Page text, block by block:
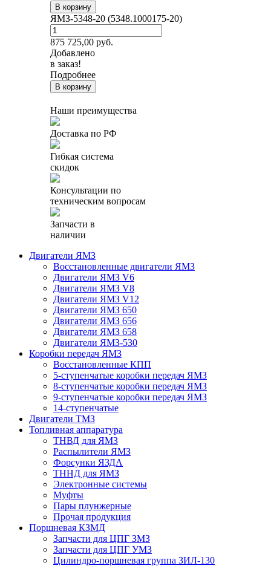
В корзину
ЯМЗ-5348-20 (5348.1000175-20)
875 725,00 руб.
Добавлено
в заказ!
Подробнее
В корзину
Наши преимущества
Доставка по РФ
Гибкая система
скидок
Консультации по
техническим вопросам
Запчасти в
наличии
Двигатели ЯМЗ
Восстановленные двигатели ЯМЗ
Двигатели ЯМЗ V6
Двигатели ЯМЗ V8
Двигатели ЯМЗ V12
Двигатели ЯМЗ 650
Двигатели ЯМЗ 656
Двигатели ЯМЗ 658
Двигатели ЯМЗ-530
Коробки передач ЯМЗ
Восстановленные КПП
5-ступенчатые коробки передач ЯМЗ
8-ступенчатые коробки передач ЯМЗ
9-ступенчатые коробки передач ЯМЗ
14-ступенчатые
Двигатели ТМЗ
Топливная аппаратура
ТНВД для ЯМЗ
Распылители ЯМЗ
Форсунки ЯЗДА
ТННД для ЯМЗ
Электронные системы
Муфты
Пары плунжерные
Прочая продукция
Поршневая КЗМД
Запчасти для ЦПГ ЗМЗ
Запчасти для ЦПГ УМЗ
Цилиндро-поршневая группа ЗИЛ-130